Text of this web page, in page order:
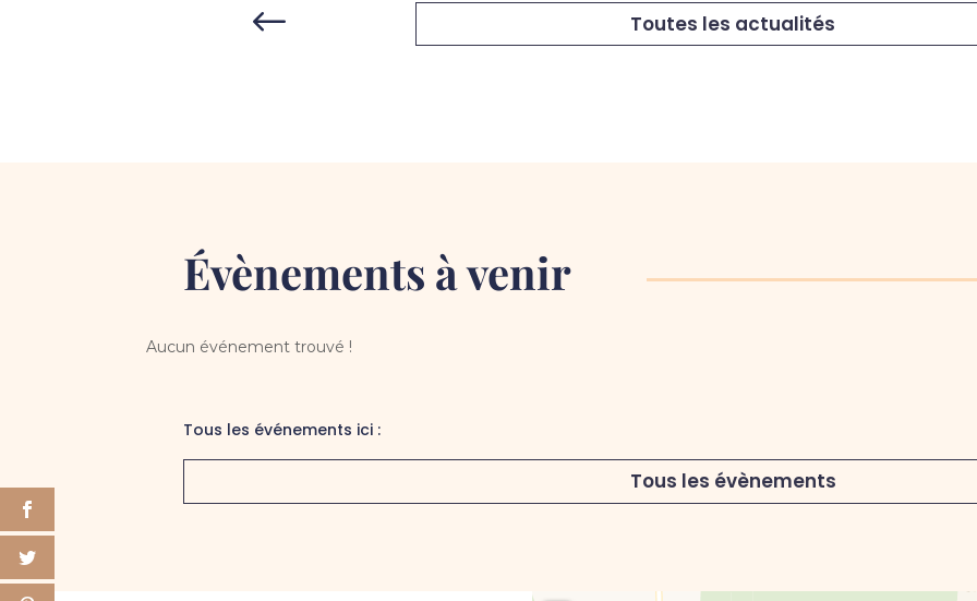
# Toutes les actualités
Évènements à venir
Aucun événement trouvé !
Tous les événements ici :
Tous les évènements